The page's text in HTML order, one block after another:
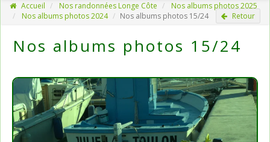
Accueil Nos randonnées Longe Côte
Nos albums photos 2025
Nos albums photos 2024
Nos albums photos 15/24 Retour
Nos albums photos 15/24